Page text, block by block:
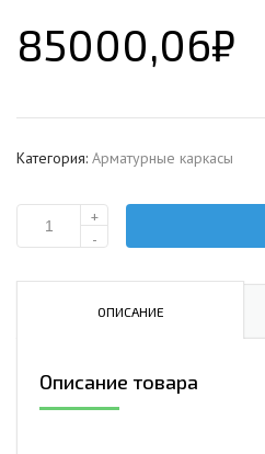
85000,06₽
Категория: Арматурные каркасы
Количество
арматурный
+
-
ОПИСАНИЕ
Описание товара